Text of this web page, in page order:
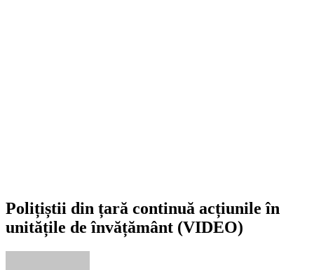
Polițiștii din țară continuă acțiunile în
unitățile de învățământ (VIDEO)